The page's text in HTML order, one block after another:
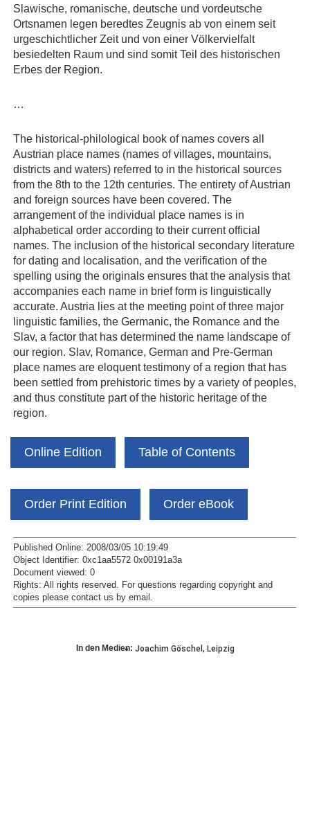
Slawische, romanische, deutsche und vordeutsche
Ortsnamen legen beredtes Zeugnis ab von einem seit
urgeschichtlicher Zeit und von einer Völkervielfalt
besiedelten Raum und sind somit Teil des historischen
Erbes der Region.
…
The historical-philological book of names covers all
Austrian place names (names of villages, mountains,
districts and waters) referred to in the historical sources
from the 8th to the 12th centuries. The entirety of Austrian
and foreign sources have been covered. The
arrangement of the individual place names is in
alphabetical order according to their current official
names. The inclusion of the historical secondary literature
for dating and localisation, and the verification of the
spelling using the originals ensures that the analysis that
accompanies each name in brief form is linguistically
accurate. Austria lies at the meeting point of three major
linguistic families, the Germanic, the Romance and the
Slav, a factor that has determined the name landscape of
our region. Slav, Romance, German and Pre-German
place names are eloquent testimony of a region that has
been settled from prehistoric times by a variety of peoples,
and thus constitute part of the historic heritage of the
region.
Online Edition Table of Contents
Order Print Edition Order eBook
Published Online: 2008/03/05 10:19:49
Object Identifier: 0xc1aa5572 0x00191a3a
Document viewed: 0
Rights: All rights reserved. For questions regarding copyright and
copies please contact us by email .
In den Medien: Joachim Göschel, Leipzig